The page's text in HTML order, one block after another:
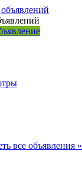
все объявления »